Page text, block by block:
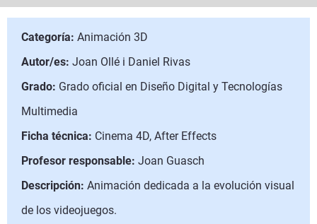
Categoría: Animación 3D
Autor/es: Joan Ollé i Daniel Rivas
Grado: Grado oficial en Diseño Digital y Tecnologías
Multimedia
Ficha técnica: Cinema 4D, After Effects
Profesor responsable: Joan Guasch
Descripción: Animación dedicada a la evolución visual
de los videojuegos.